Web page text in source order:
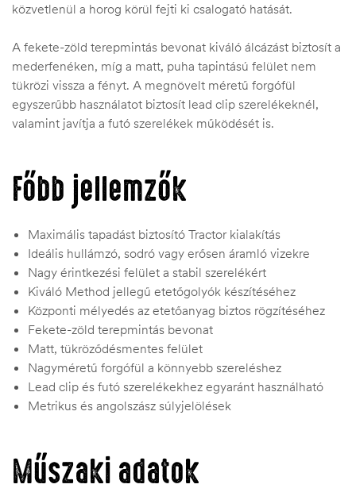
közvetlenül a horog körül fejti ki csalogató hatását.
A fekete-zöld terepmintás bevonat kiváló álcázást biztosít a
mederfenéken, míg a matt, puha tapintású felület nem
tükrözi vissza a fényt. A megnövelt méretű forgófül
egyszerűbb használatot biztosít lead clip szerelékeknél,
valamint javítja a futó szerelékek működését is.
Főbb jellemzők
Maximális tapadást biztosító Tractor kialakítás
Ideális hullámzó, sodró vagy erősen áramló vizekre
Nagy érintkezési felület a stabil szerelékért
Kiváló Method jellegű etetőgolyók készítéséhez
Központi mélyedés az etetőanyag biztos rögzítéséhez
Fekete-zöld terepmintás bevonat
Matt, tükröződésmentes felület
Nagyméretű forgófül a könnyebb szereléshez
Lead clip és futó szerelékekhez egyaránt használható
Metrikus és angolszász súlyjelölések
Műszaki adatok